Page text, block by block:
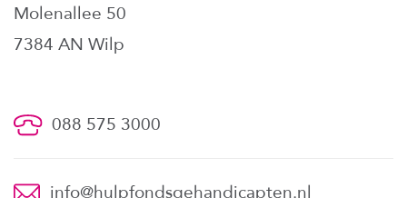
Molenallee 50
7384 AN Wilp
088 575 3000
info@hulpfondsgehandicapten.nl